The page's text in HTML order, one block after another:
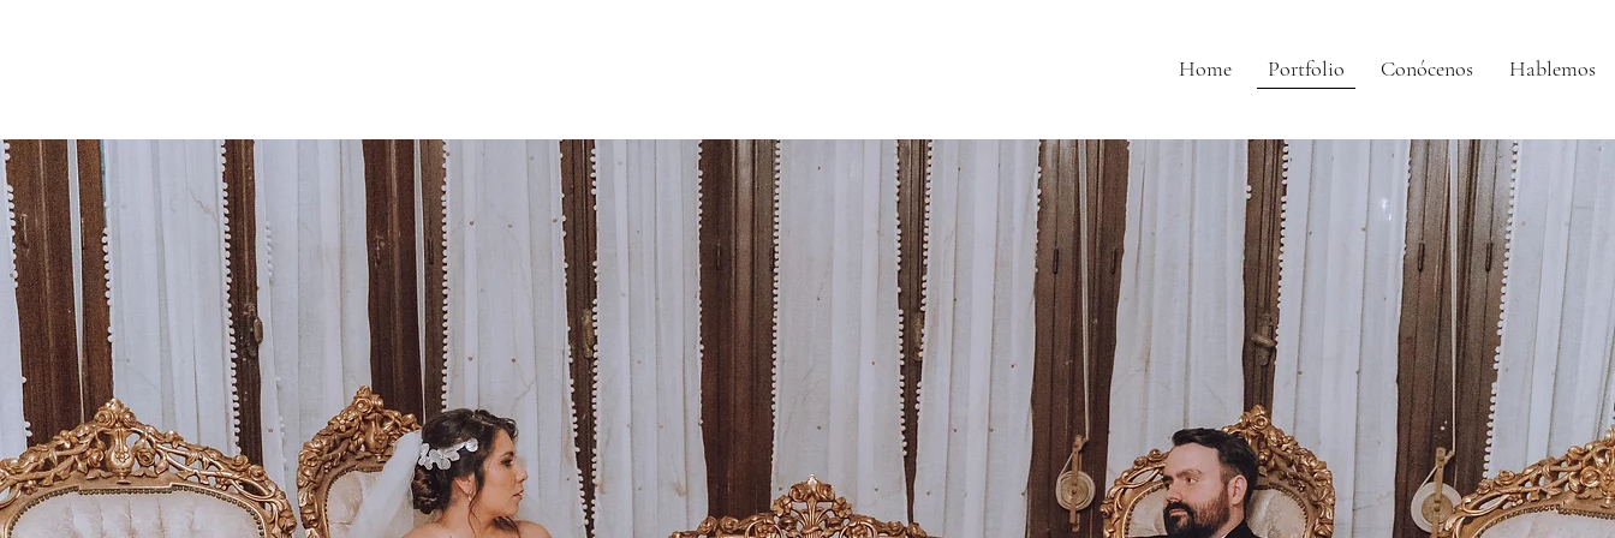
Home Portfolio Conócenos Hablemos